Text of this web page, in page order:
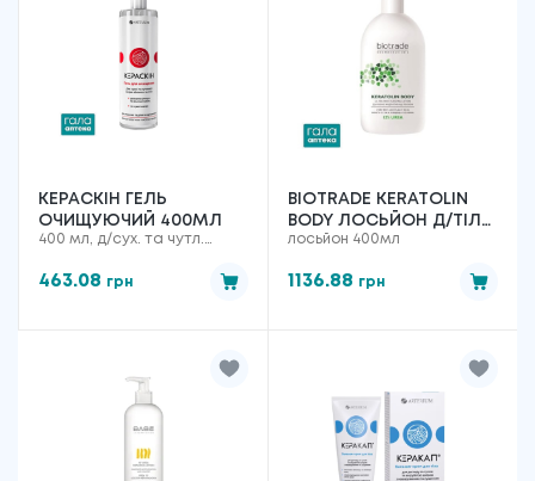
КЕРАСКІН ГЕЛЬ
ОЧИЩУЮЧИЙ 400МЛ
400 мл, д/сух. та чутл.
463.08 грн
BIOTRADE KERATOLIN
BODY ЛОСЬЙОН Д/ТІЛА
12% СЕЧОВИНИ 400МЛ
лосьйон 400мл
1136.88 грн